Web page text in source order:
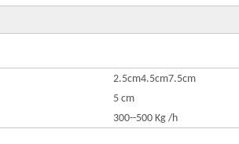
2.5cm4.5cm7.5cm
5 cm
300--500 Kg /h